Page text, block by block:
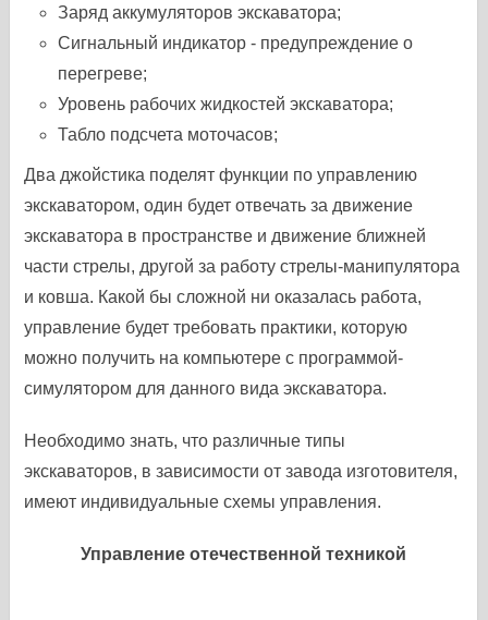
Заряд аккумуляторов экскаватора;
Сигнальный индикатор - предупреждение о
перегреве;
Уровень рабочих жидкостей экскаватора;
Табло подсчета моточасов;
Два джойстика поделят функции по управлению
экскаватором, один будет отвечать за движение
экскаватора в пространстве и движение ближней
части стрелы, другой за работу стрелы-манипулятора
и ковша. Какой бы сложной ни оказалась работа,
управление будет требовать практики, которую
можно получить на компьютере с программой-
симулятором для данного вида экскаватора.
Необходимо знать, что различные типы
экскаваторов, в зависимости от завода изготовителя,
имеют индивидуальные схемы управления.
Управление отечественной техникой